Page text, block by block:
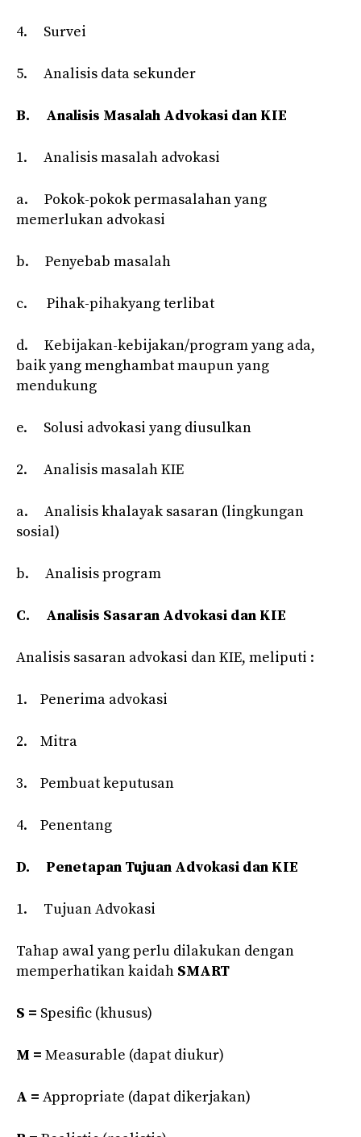
4. Survei
5. Analisis data sekunder
B. Analisis Masalah Advokasi dan KIE
1. Analisis masalah advokasi
a. Pokok-pokok permasalahan yang
memerlukan advokasi
b. Penyebab masalah
c. Pihak-pihakyang terlibat
d. Kebijakan-kebijakan/program yang ada,
baik yang menghambat maupun yang
mendukung
e. Solusi advokasi yang diusulkan
2. Analisis masalah KIE
a. Analisis khalayak sasaran (lingkungan
sosial)
b. Analisis program
C. Analisis Sasaran Advokasi dan KIE
Analisis sasaran advokasi dan KIE, meliputi :
1. Penerima advokasi
2. Mitra
3. Pembuat keputusan
4. Penentang
D. Penetapan Tujuan Advokasi dan KIE
1. Tujuan Advokasi
Tahap awal yang perlu dilakukan dengan
memperhatikan kaidah SMART
S = Spesific (khusus)
M = Measurable (dapat diukur)
A = Appropriate (dapat dikerjakan)